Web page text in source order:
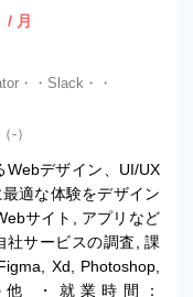
/ 月
・・Slack・・
-）
Webデザイン、UI/UX
適な体験をデザイン
サイト, アプリなど
社サービスの調査, 課
Xd, Photoshop,
他 ・就業時間：